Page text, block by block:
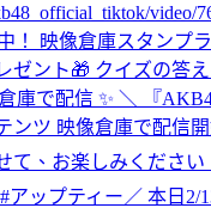
！ 映像倉庫スタンプ
ゼント🎁 クイズの答
庫で配信 ✨ ＼ 『
ンツ 映像倉庫で配信
、お楽しみください
アップティー